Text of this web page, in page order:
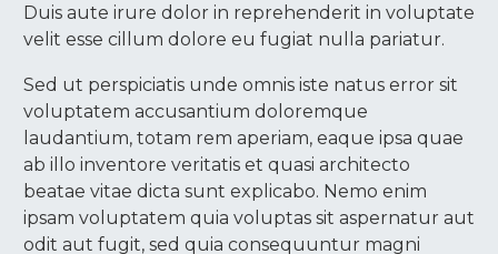
Duis aute irure dolor in reprehenderit in voluptate
velit esse cillum dolore eu fugiat nulla pariatur.
Sed ut perspiciatis unde omnis iste natus error sit
voluptatem accusantium doloremque
laudantium, totam rem aperiam, eaque ipsa quae
ab illo inventore veritatis et quasi architecto
beatae vitae dicta sunt explicabo. Nemo enim
ipsam voluptatem quia voluptas sit aspernatur aut
odit aut fugit, sed quia consequuntur magni